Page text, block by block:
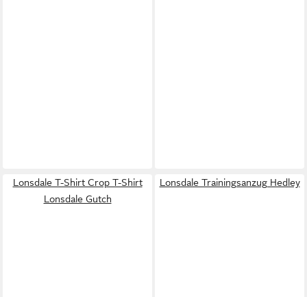
Lonsdale T-Shirt Crop T-Shirt
Lonsdale Gutch
Lonsdale Trainingsanzug Hedley